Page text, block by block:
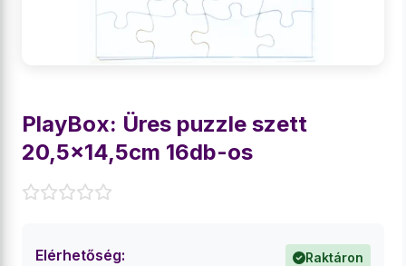
PlayBox: Üres puzzle szett
20,5x14,5cm 16db-os
Elérhetőség: Raktáron